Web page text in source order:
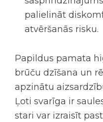
palielināt
atvēršanās risku.
Papildus pamata
brūču dzīšana un
apzinātu
Ļoti svarīga ir
stari var izraisīt